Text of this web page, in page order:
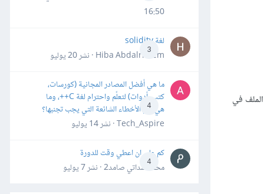
في
16:50
3
لغة solidity
Hiba Abdalrheem · نشر
20 يوليو
4
ما هي أفضل المصادر المجانية (كورسات،
كتب، أدوات) لتعلّم واحترام لغة C++، وما
هي أهم الأخطاء الشائعة التي يجب تجنبها؟
Tech_Aspire · نشر
14 يوليو
4
كم علي ان اعطي وقت للدورة
محمد سداتي صامد2 · نشر
7 يوليو